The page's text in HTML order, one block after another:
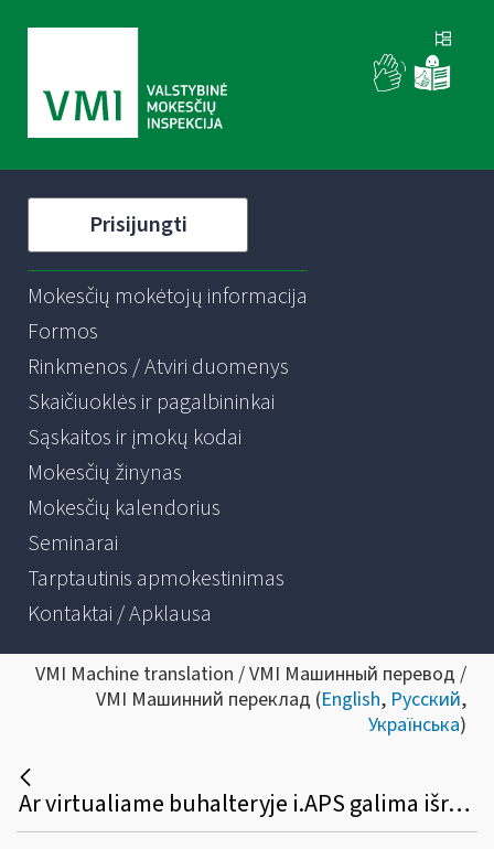
Prisijungti
Mokesčių mokėtojų informacija
Formos
Rinkmenos / Atviri duomenys
Skaičiuoklės ir pagalbininkai
Sąskaitos ir įmokų kodai
Mokesčių žinynas
Mokesčių kalendorius
Seminarai
Tarptautinis apmokestinimas
Kontaktai / Apklausa
VMI Machine translation / VMI Машинный перевод /
VMI Машинний переклад (English, Русский,
Українська)
Ar virtualiame buhalteryje i.APS galima išrašyti ir gauti e.sąskaitą (eInvoicing) ir e.kvitą?